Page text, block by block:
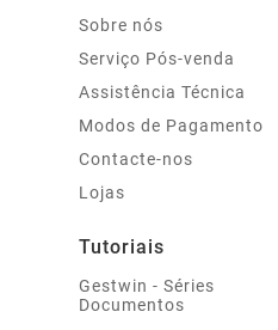
Sobre nós
Serviço Pós-venda
Assistência Técnica
Modos de Pagamento
Contacte-nos
Lojas
Tutoriais
Gestwin - Séries
Documentos